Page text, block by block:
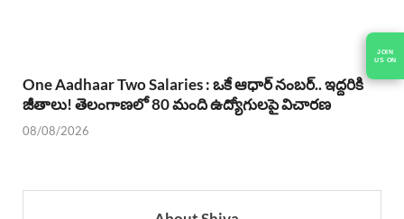
JOIN
US ON
One Aadhaar Two Salaries : ఒకే ఆధార్ నంబర్.. ఇద్దరికి
జీతాలు! తెలంగాణలో 80 మంది ఉద్యోగులపై విచారణ
08/08/2026